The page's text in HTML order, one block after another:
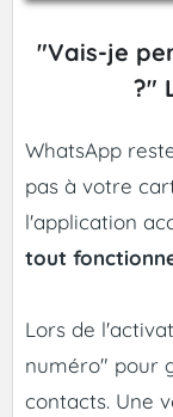
"Vais-je
?"
WhatsApp
pas à votre
l'application
tout
Lors de
numéro" pour
contacts. Une